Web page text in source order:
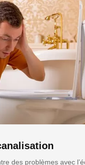
des problèmes avec